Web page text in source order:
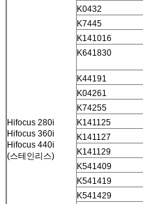
Hifocus 280i
Hifocus 360i
Hifocus 440i
(스테인리스)
K0432
K7445
K141016
K641830
K44191
K04261
K74255
K141125
K141127
K141129
K541409
K541419
K541429